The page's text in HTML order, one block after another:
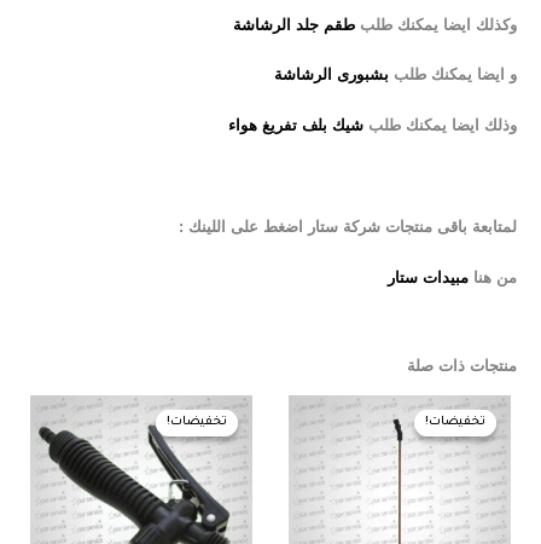
وكذلك ايضا يمكنك طلب طقم جلد الرشاشة
و ايضا يمكنك طلب بشبورى الرشاشة
وذلك ايضا يمكنك طلب شيك بلف تفريغ هواء
لمتابعة باقى منتجات شركة ستار اضغط على اللينك :
من هنا مبيدات ستار
منتجات ذات صلة
تخفيضات!
تخفيضات!
السعر
الأصلي
هو:
550,00 EGP.
السعر
الحالي
هو:
500,00 EGP.
تخفيضات!
تخفيضات!
السعر
الأصلي
هو:
800,00 EGP.
السعر
الحالي
هو:
750,00 EGP.